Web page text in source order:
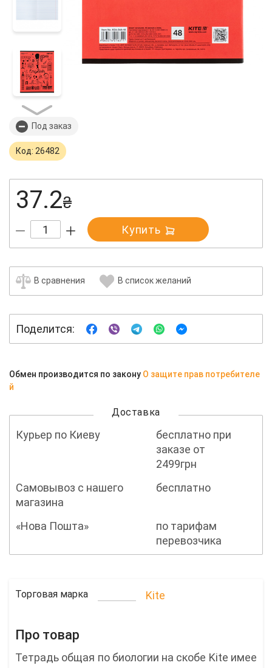
Под заказ
Код: 26482
37.2₴
Купить
В сравнения В список желаний
Поделится:
Обмен производится по закону О защите прав потребителе
й
Доставка
Курьер по Киеву
бесплатно при
заказе от
2499грн
Самовывоз с нашего
магазина
бесплатно
«Нова Пошта»
по тарифам
перевозчика
Торговая марка Kite
Про товар
Тетрадь общая по биологии на скобе Kite имее